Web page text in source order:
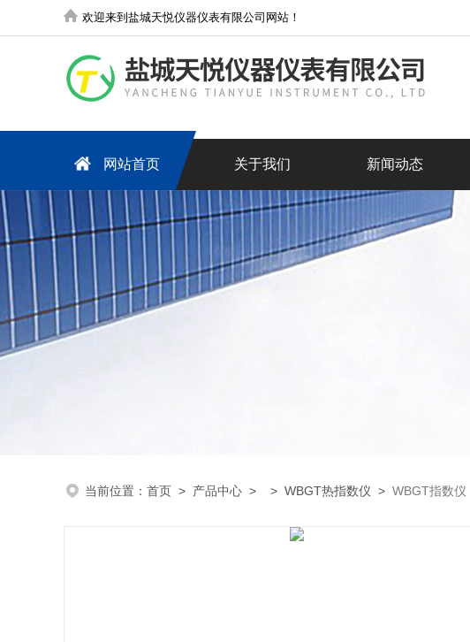
欢迎来到盐城天悦仪器仪表有限公司网站！
网站首页 关于我们 新闻动态
当前位置： 首页 > 产品中心 > > WBGT热指数仪 > WBGT指数仪